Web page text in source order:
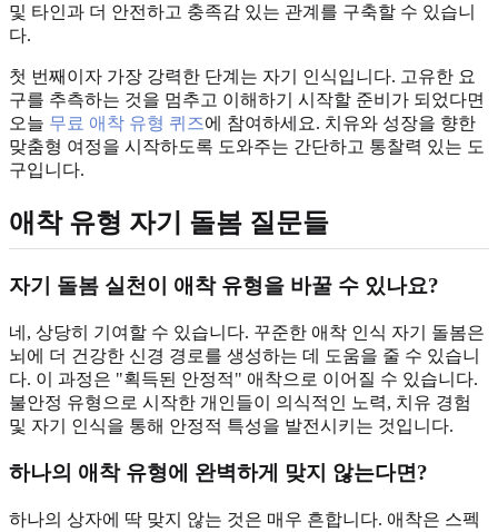
및 타인과 더 안전하고 충족감 있는 관계를 구축할 수 있습니
다.
첫 번째이자 가장 강력한 단계는 자기 인식입니다. 고유한 요
구를 추측하는 것을 멈추고 이해하기 시작할 준비가 되었다면
오늘 무료 애착 유형 퀴즈에 참여하세요. 치유와 성장을 향한
맞춤형 여정을 시작하도록 도와주는 간단하고 통찰력 있는 도
구입니다.
애착 유형 자기 돌봄 질문들
자기 돌봄 실천이 애착 유형을 바꿀 수 있나요?
네, 상당히 기여할 수 있습니다. 꾸준한 애착 인식 자기 돌봄은
뇌에 더 건강한 신경 경로를 생성하는 데 도움을 줄 수 있습니
다. 이 과정은 "획득된 안정적" 애착으로 이어질 수 있습니다.
불안정 유형으로 시작한 개인들이 의식적인 노력, 치유 경험
및 자기 인식을 통해 안정적 특성을 발전시키는 것입니다.
하나의 애착 유형에 완벽하게 맞지 않는다면?
하나의 상자에 딱 맞지 않는 것은 매우 흔합니다. 애착은 스펙